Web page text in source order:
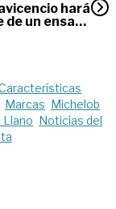
hará
de un ensayo
Marcas Michelob
Llano Noticias del